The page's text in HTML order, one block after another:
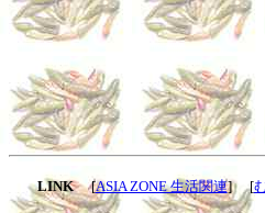
LINK[ASIA ZONE 生活関連] [